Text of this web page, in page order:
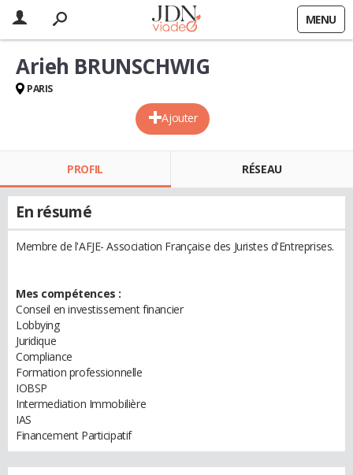
MENU
Ajouter
Arieh BRUNSCHWIG
PARIS
PROFIL RÉSEAU
En résumé
Membre de l'AFJE- Association Française des Juristes d'Entreprises.
Mes compétences :
Conseil en investissement financier
Lobbying
Juridique
Compliance
Formation professionnelle
IOBSP
Intermediation Immobilière
IAS
Financement Participatif